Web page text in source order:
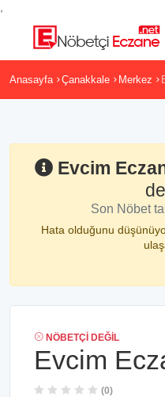
Anasayfa Çanakkale Merkez
Evcim
Son Nöbet
Hata olduğunu
NÖBETÇI DEĞIL
Evcim
(0)